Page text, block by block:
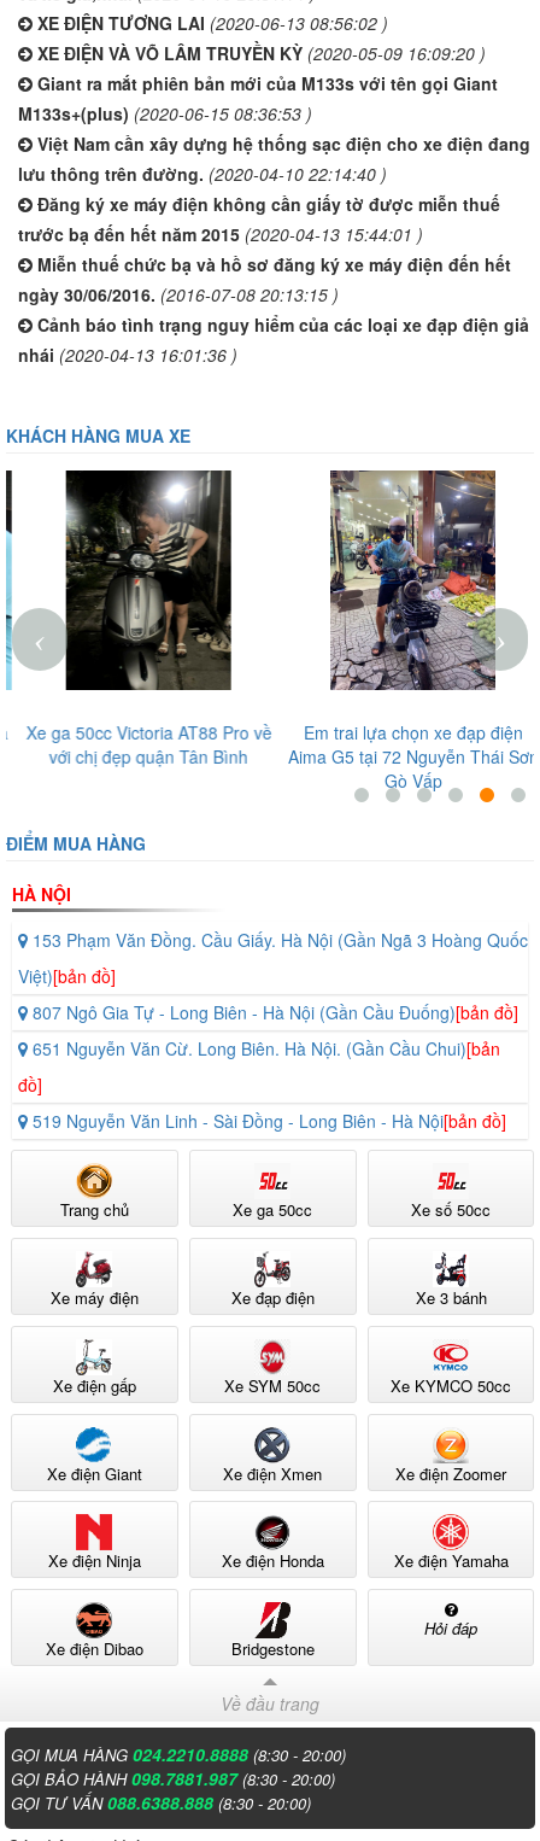
XE ĐIỆN TƯƠNG LAI (2020-06-13 08:56:02 )
XE ĐIỆN VÀ VÕ LÂM TRUYỀN KỲ (2020-05-09 16:09:20 )
Giant ra mắt phiên bản mới của M133s với tên gọi Giant
M133s+(plus) (2020-06-15 08:36:53 )
Việt Nam cần xây dựng hệ thống sạc điện cho xe điện đang
lưu thông trên đường. (2020-04-10 22:14:40 )
Đăng ký xe máy điện không cần giấy tờ được miễn thuế
trước bạ đến hết năm 2015 (2020-04-13 15:44:01 )
Miễn thuế chức bạ và hồ sơ đăng ký xe máy điện đến hết
ngày 30/06/2016. (2016-07-08 20:13:15 )
Cảnh báo tình trạng nguy hiểm của các loại xe đạp điện giả
nhái (2020-04-13 16:01:36 )
KHÁCH HÀNG MUA XE
Xe ga 50cc Victoria AT88 Pro về
với chị đẹp quận Tân Bình
Em trai lựa chọn xe đạp điện
Aima G5 tại 72 Nguyễn Thái Sơn
Gò Vấp
‹ ›
ĐIỂM MUA HÀNG
HÀ NỘI
153 Phạm Văn Đồng. Cầu Giấy. Hà Nội (Gần Ngã 3 Hoàng Quốc
Việt)[bản đồ]
807 Ngô Gia Tự - Long Biên - Hà Nội (Gần Cầu Đuống)[bản đồ]
651 Nguyễn Văn Cừ. Long Biên. Hà Nội. (Gần Cầu Chui)[bản
đồ]
519 Nguyễn Văn Linh - Sài Đồng - Long Biên - Hà Nội[bản đồ]
Trang chủ Xe ga 50cc Xe số 50cc
Xe máy điện Xe đạp điện Xe 3 bánh
Xe điện gấp Xe SYM 50cc Xe KYMCO 50cc
Xe điện Giant Xe điện Xmen Xe điện Zoomer
Xe điện Ninja Xe điện Honda Xe điện Yamaha
Xe điện Dibao Bridgestone
Hỏi đáp
Về đầu trang
GỌI MUA HÀNG024.2210.8888 (8:30 - 20:00)
GỌI BẢO HÀNH098.7881.987 (8:30 - 20:00)
GỌI TƯ VẤN088.6388.888 (8:30 - 20:00)